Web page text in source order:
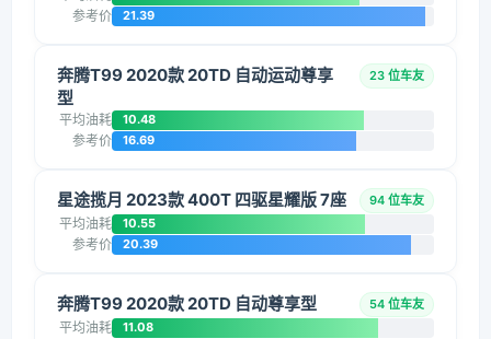
参考价 21.39
奔腾T99 2020款 20TD 自动运动尊享
型
23 位车友
平均油耗 10.48
参考价 16.69
星途揽月 2023款 400T 四驱星耀版 7座 94 位车友
平均油耗 10.55
参考价 20.39
奔腾T99 2020款 20TD 自动尊享型 54 位车友
平均油耗 11.08